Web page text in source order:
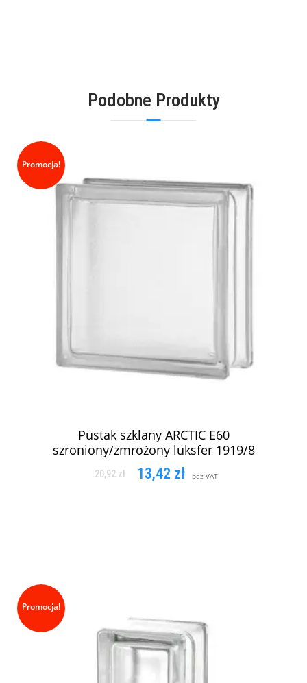
Podobne Produkty
Promocja!
Pustak szklany ARCTIC E60
szroniony/zmrożony luksfer 1919/8
20,92zł 13,42 zł bez VAT
Promocja!